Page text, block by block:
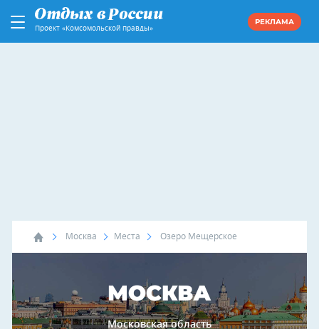
Проект «Комсомольской правды»
РЕКЛАМА
Москва Места Озеро Мещерское
МОСКВА
Московская область